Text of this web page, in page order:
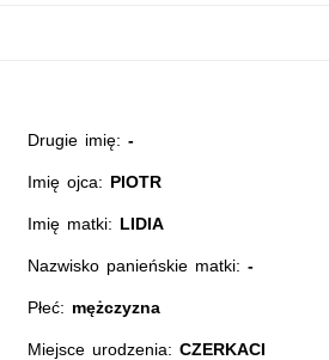
Drugie imię:-
Imię ojca: PIOTR
Imię matki: LIDIA
Nazwisko panieńskie matki:-
Płeć: mężczyzna
Miejsce urodzenia:CZERKACI